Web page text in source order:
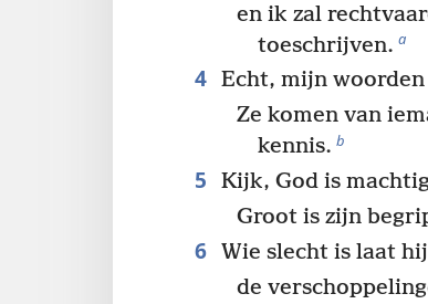
en ik zal
toeschrijven. a
4 Echt, mijn woorden
Ze komen van
kennis. b
5 Kijk, God is
Groot is zijn
6 Wie slecht is laat
de